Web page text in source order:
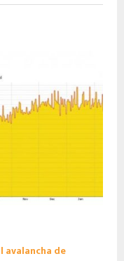
avalancha de